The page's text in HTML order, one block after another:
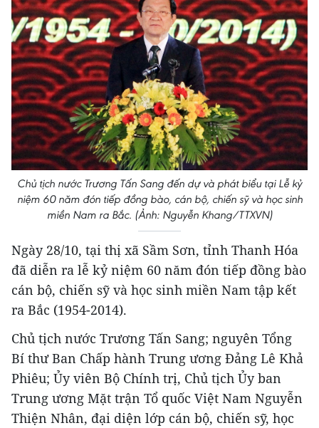
Chủ tịch nước Trương Tấn Sang đến dự và phát biểu tại Lễ kỷ
niệm 60 năm đón tiếp đồng bào, cán bộ, chiến sỹ và học sinh
miền Nam ra Bắc. (Ảnh: Nguyễn Khang/TTXVN)
Ngày 28/10, tại thị xã Sầm Sơn, tỉnh Thanh Hóa
đã diễn ra lễ kỷ niệm 60 năm đón tiếp đồng bào
cán bộ, chiến sỹ và học sinh miền Nam tập kết
ra Bắc (1954-2014).
Chủ tịch nước Trương Tấn Sang; nguyên Tổng
Bí thư Ban Chấp hành Trung ương Đảng Lê Khả
Phiêu; Ủy viên Bộ Chính trị, Chủ tịch Ủy ban
Trung ương Mặt trận Tổ quốc Việt Nam Nguyễn
Thiện Nhân, đại diện lớp cán bộ, chiến sỹ, học